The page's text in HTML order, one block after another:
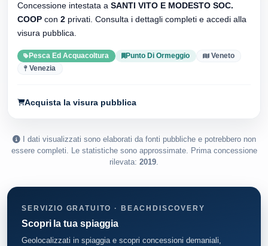
Concessione intestata a SANTI VITO E MODESTO SOC.
COOP con 2 privati. Consulta i dettagli completi e accedi alla
visura pubblica.
Pesca Ed Acquacoltura Punto Di Ormeggio
Veneto
Venezia
Acquista la visura pubblica
I dati visualizzati sono elaborati da fonti pubbliche e potrebbero non
essere completi. Le statistiche sono approssimate. Prima concessione
rilevata: 2019.
SERVIZIO GRATUITO · BEACHDISCOVERY
Scopri la tua spiaggia
Geolocalizzati in spiaggia e scopri concessioni demaniali,